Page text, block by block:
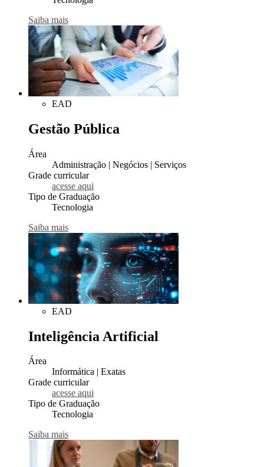
Saiba mais
EAD
Gestão Pública
Área
Administração | Negócios | Serviços
Grade curricular
acesse aqui
Tipo de Graduação
Tecnologia
Saiba mais
EAD
Inteligência Artificial
Área
Informática | Exatas
Grade curricular
acesse aqui
Tipo de Graduação
Tecnologia
Saiba mais